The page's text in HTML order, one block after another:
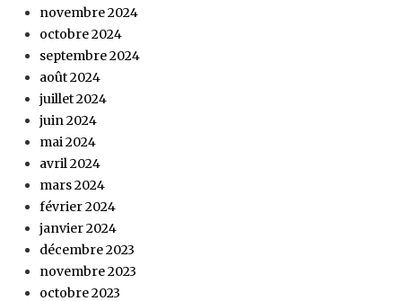
novembre 2024
octobre 2024
septembre 2024
août 2024
juillet 2024
juin 2024
mai 2024
avril 2024
mars 2024
février 2024
janvier 2024
décembre 2023
novembre 2023
octobre 2023